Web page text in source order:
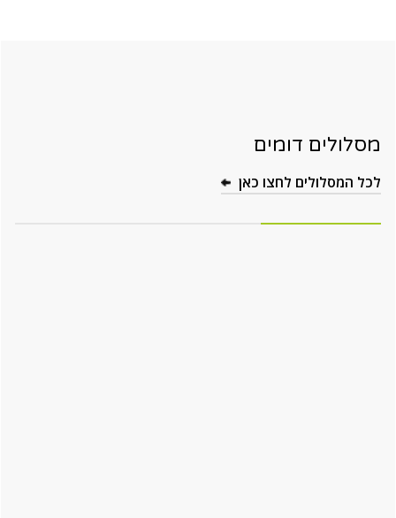
מסלולים דומים
לכל המסלולים לחצו כאן